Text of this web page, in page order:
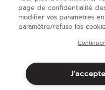
A PROPOS
page de confidentialité
modifier vos paramètres
paramètre/refuse les